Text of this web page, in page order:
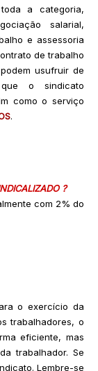
a categoria,
salarial,
e assessoria
de trabalho
usufruir de
o sindicato
como o serviço
.
?
com 2% do
o exercício da
trabalhadores, o
eficiente, mas
trabalhador. Se
Lembre-se